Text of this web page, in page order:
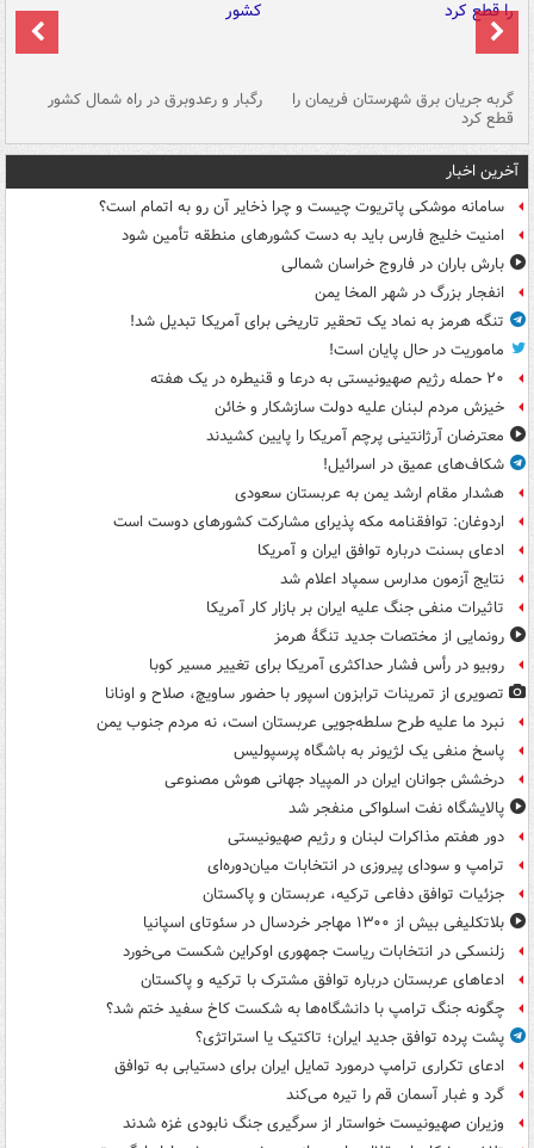
گربه جریان برق شهرستان فریمان را
قطع کرد
رگبار و رعدوبرق در راه شمال کشور
آخرین اخبار
سامانه موشکی پاتریوت چیست و چرا ذخایر آن رو به اتمام است؟
امنیت خلیج فارس باید به دست کشورهای منطقه تأمین شود
بارش باران در فاروج خراسان شمالی
انفجار بزرگ در شهر المخا یمن
تنگه هرمز به نماد یک تحقیر تاریخی برای آمریکا تبدیل شد!
ماموریت در حال پایان است!
۲۰ حمله رژیم صهیونیستی به درعا و قنیطره در یک هفته
خیزش مردم لبنان علیه دولت سازشکار و خائن
معترضان آرژانتینی پرچم آمریکا را پایین کشیدند
شکاف‌های عمیق در اسرائیل!
هشدار مقام ارشد یمن به عربستان سعودی
اردوغان: توافقنامه مکه پذیرای مشارکت کشورهای دوست است
ادعای بسنت درباره توافق ایران و آمریکا
نتایج آزمون مدارس سمپاد اعلام شد
تاثیرات منفی جنگ علیه ایران بر بازار کار آمریکا
رونمایی از مختصات جدید تنگۀ هرمز
روبیو در رأس فشار حداکثری آمریکا برای تغییر مسیر کوبا
تصویری از تمرینات ترابزون اسپور با حضور ساویچ، صلاح و اونانا
نبرد ما علیه طرح سلطه‌جویی عربستان است، نه مردم جنوب یمن
پاسخ منفی یک لژیونر به باشگاه پرسپولیس
درخشش جوانان ایران در المپیاد جهانی هوش مصنوعی
پالایشگاه نفت اسلواکی منفجر شد
دور هفتم مذاکرات لبنان و رژیم صهیونیستی
ترامپ و سودای پیروزی در انتخابات میان‌دوره‌ای
جزئیات توافق دفاعی ترکیه، عربستان و پاکستان
بلاتکلیفی بیش از ۱۳۰۰ مهاجر خردسال در سئوتای اسپانیا
زلنسکی در انتخابات ریاست جمهوری اوکراین شکست می‌خورد
ادعاهای عربستان درباره توافق مشترک با ترکیه و پاکستان
چگونه جنگ ترامپ با دانشگاه‌ها به شکست کاخ سفید ختم شد؟
پشت پرده توافق جدید ایران؛ تاکتیک یا استراتژی؟
ادعای تکراری ترامپ درمورد تمایل ایران برای دستیابی به توافق
گرد و غبار آسمان قم را تیره می‌کند
وزیران صهیونیست خواستار از سرگیری جنگ نابودی غزه شدند